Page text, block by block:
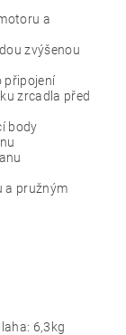
a
zvýšenou
připojení
zrcadla před
body
a pružným
6,3kg